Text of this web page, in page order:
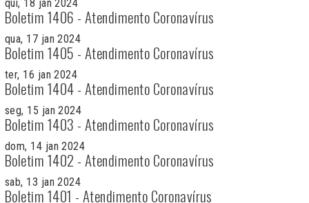
qui, 18 jan 2024
Boletim 1406 - Atendimento Coronavírus
qua, 17 jan 2024
Boletim 1405 - Atendimento Coronavírus
ter, 16 jan 2024
Boletim 1404 - Atendimento Coronavírus
seg, 15 jan 2024
Boletim 1403 - Atendimento Coronavírus
dom, 14 jan 2024
Boletim 1402 - Atendimento Coronavírus
sab, 13 jan 2024
Boletim 1401 - Atendimento Coronavírus